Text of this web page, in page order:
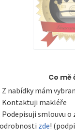
Co mě
Z nabídky mám
Kontaktuji makléře
Podepisuji smlouvu o
zde!